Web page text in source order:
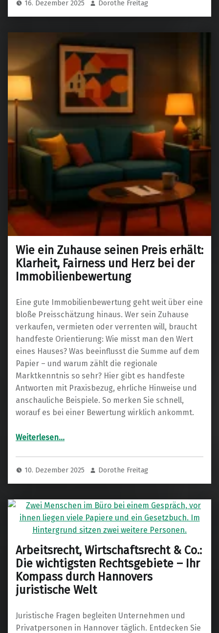
16. Dezember 2025 Dorothe Freitag
Wie ein Zuhause seinen Preis erhält:
Klarheit, Fairness und Herz bei der
Immobilienbewertung
Eine gute Immobilienbewertung geht weit über eine
bloße Preisschätzung hinaus. Wer sein Zuhause
verkaufen, vermieten oder verrenten will, braucht
handfeste Orientierung: Wie misst man den Wert
eines Hauses? Was beeinflusst die Summe auf dem
Papier – und warum zählt die regionale
Marktkenntnis so sehr? Hier gibt es handfeste
Antworten mit Praxisbezug, ehrliche Hinweise und
anschauliche Beispiele. So merken Sie schnell,
worauf es bei einer Bewertung wirklich ankommt.
Weiterlesen“Wie ein Zuhause seinen Preis erhält: Klarheit, Fairness und Herz bei der Immobilienbewertung”
…
10. Dezember 2025 Dorothe Freitag
Arbeitsrecht, Wirtschaftsrecht & Co.:
Die wichtigsten Rechtsgebiete – Ihr
Kompass durch Hannovers
juristische Welt
Juristische Fragen begleiten Unternehmen und
Privatpersonen in Hannover täglich. Entdecken Sie